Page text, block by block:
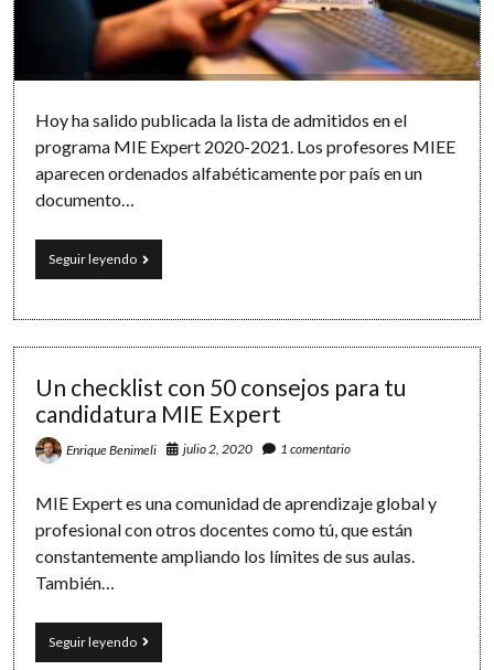
Software
Hoy ha salido publicada la lista de admitidos en el
programa MIE Expert 2020-2021. Los profesores MIEE
aparecen ordenados alfabéticamente por país en un
documento…
Seguir leyendoListado
de
en
MIE
Expert
2020/2021
Un checklist con 50 consejos para tu
candidatura MIE Expert
Enrique Benimeli julio 2, 2020 1 comentario
MIE Expert es una comunidad de aprendizaje global y
profesional con otros docentes como tú, que están
constantemente ampliando los límites de sus aulas.
También…
Seguir leyendoUn
checklist